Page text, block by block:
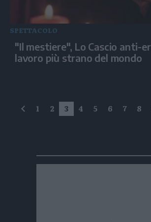
SPETTACOLO
"Il mestiere", Lo Cascio anti-
lavoro più strano del mondo
precedente
1 2 3 4 5 6 7 8